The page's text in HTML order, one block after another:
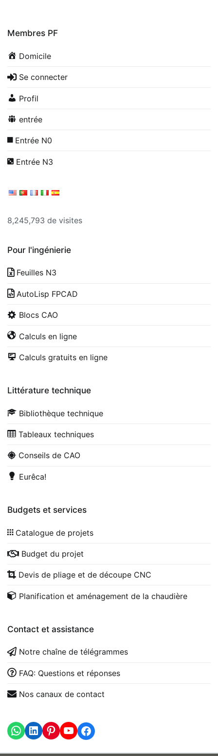
Membres PF
Domicile
Se connecter
Profil
entrée
Entrée N0
Entrée N3
8,245,793 de visites
Pour l'ingénierie
Feuilles N3
AutoLisp FPCAD
Blocs CAO
Calculs en ligne
Calculs gratuits en ligne
Littérature technique
Bibliothèque technique
Tableaux techniques
Conseils de CAO
Eurêca!
Budgets et services
Catalogue de projets
Budget du projet
Devis de pliage et de découpe CNC
Planification et aménagement de la chaudière
Contact et assistance
Notre chaîne de télégrammes
FAQ: Questions et réponses
Nos canaux de contact
WhatsApp
LinkedInhttps://